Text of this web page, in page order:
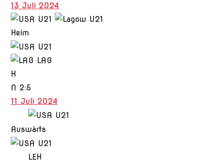
13 Juli 2024
Heim
LAG
H
N 2:5
11 Juli 2024
Auswärts
LEH